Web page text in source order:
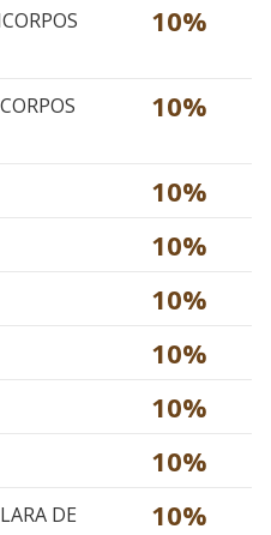
10%
10%
10%
10%
10%
10%
10%
10%
DE
10%